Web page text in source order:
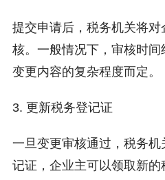
提交申请后，税务机关将
核。一般情况下，审核时
变更内容的复杂程度而定。
3. 更新税务登记证
一旦变更审核通过，税务
记证，企业主可以领取新的